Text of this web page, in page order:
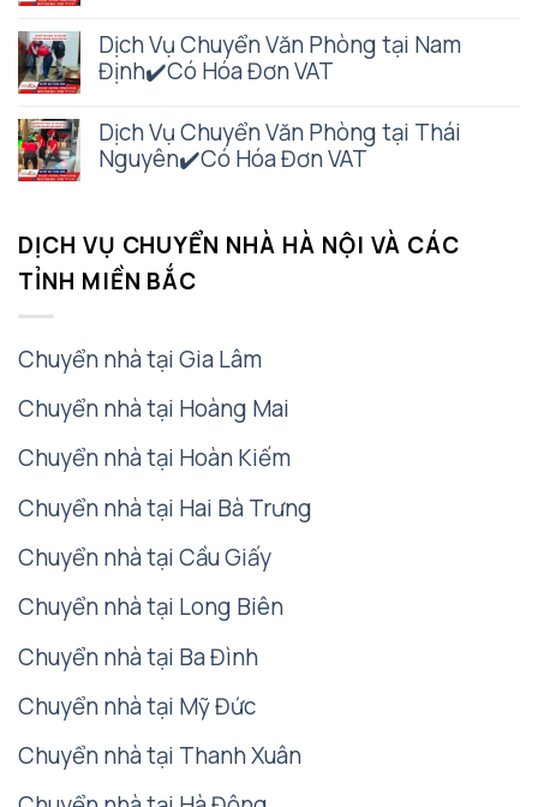
Dịch Vụ Chuyển Văn Phòng tại Nam
Định✔️Có Hóa Đơn VAT
Dịch Vụ Chuyển Văn Phòng tại Thái
Nguyên✔️Có Hóa Đơn VAT
DỊCH VỤ CHUYỂN NHÀ HÀ NỘI VÀ CÁC
TỈNH MIỀN BẮC
Chuyển nhà tại Gia Lâm
Chuyển nhà tại Hoàng Mai
Chuyển nhà tại Hoàn Kiếm
Chuyển nhà tại Hai Bà Trưng
Chuyển nhà tại Cầu Giấy
Chuyển nhà tại Long Biên
Chuyển nhà tại Ba Đình
Chuyển nhà tại Mỹ Đức
Chuyển nhà tại Thanh Xuân